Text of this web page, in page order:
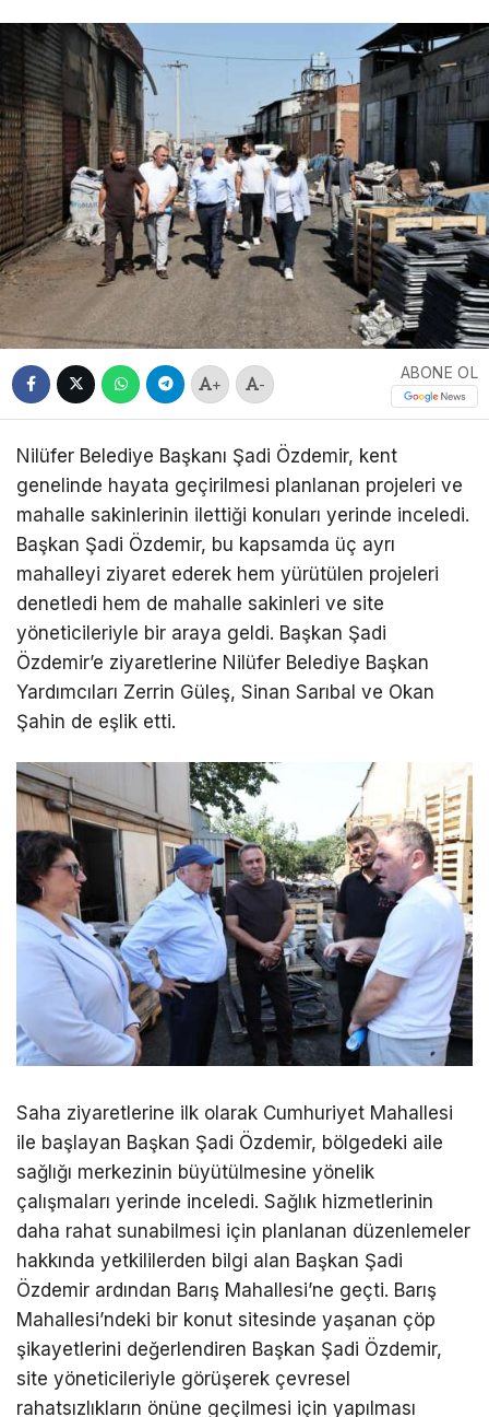
+ -
ABONE OL
Nilüfer Belediye Başkanı Şadi Özdemir, kent
genelinde hayata geçirilmesi planlanan projeleri ve
mahalle sakinlerinin ilettiği konuları yerinde inceledi.
Başkan Şadi Özdemir, bu kapsamda üç ayrı
mahalleyi ziyaret ederek hem yürütülen projeleri
denetledi hem de mahalle sakinleri ve site
yöneticileriyle bir araya geldi. Başkan Şadi
Özdemir’e ziyaretlerine Nilüfer Belediye Başkan
Yardımcıları Zerrin Güleş, Sinan Sarıbal ve Okan
Şahin de eşlik etti.
Saha ziyaretlerine ilk olarak Cumhuriyet Mahallesi
ile başlayan Başkan Şadi Özdemir, bölgedeki aile
sağlığı merkezinin büyütülmesine yönelik
çalışmaları yerinde inceledi. Sağlık hizmetlerinin
daha rahat sunabilmesi için planlanan düzenlemeler
hakkında yetkililerden bilgi alan Başkan Şadi
Özdemir ardından Barış Mahallesi’ne geçti. Barış
Mahallesi’ndeki bir konut sitesinde yaşanan çöp
şikayetlerini değerlendiren Başkan Şadi Özdemir,
site yöneticileriyle görüşerek çevresel
rahatsızlıkların önüne geçilmesi için yapılması